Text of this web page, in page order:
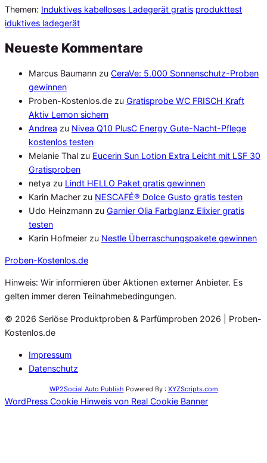
Themen: Induktives kabelloses Ladegerät gratis produkttest
iduktives ladegerät
Neueste Kommentare
Marcus Baumann zu CeraVe: 5.000 Sonnenschutz-Proben
gewinnen
Proben-Kostenlos.de zu Gratisprobe WC FRISCH Kraft
Aktiv Lemon sichern
Andrea zu Nivea Q10 PlusC Energy Gute-Nacht-Pflege
kostenlos testen
Melanie Thal zu Eucerin Sun Lotion Extra Leicht mit LSF 30
Gratisproben
netya zu Lindt HELLO Paket gratis gewinnen
Karin Macher zu NESCAFÉ® Dolce Gusto gratis testen
Udo Heinzmann zu Garnier Olia Farbglanz Elixier gratis
testen
Karin Hofmeier zu Nestle Überraschungspakete gewinnen
Proben-Kostenlos.de
Hinweis: Wir informieren über Aktionen externer Anbieter. Es
gelten immer deren Teilnahmebedingungen.
© 2026 Seriöse Produktproben & Parfümproben 2026 | Proben-
Kostenlos.de
Impressum
Datenschutz
WP2Social Auto Publish Powered By : XYZScripts.com
WordPress Cookie Hinweis von Real Cookie Banner